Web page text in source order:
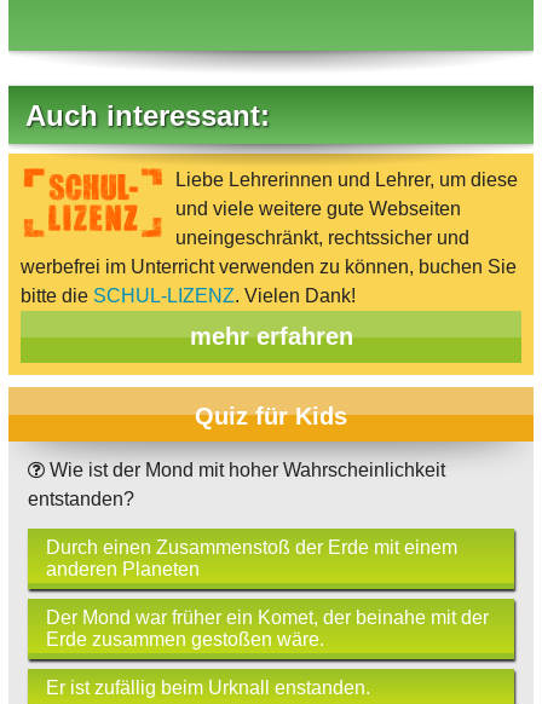
Auch interessant:
Liebe Lehrerinnen und Lehrer, um diese
und viele weitere gute Webseiten
uneingeschränkt, rechtssicher und
werbefrei im Unterricht verwenden zu können, buchen Sie
bitte die SCHUL-LIZENZ. Vielen Dank!
mehr erfahren
Quiz für Kids
Wie ist der Mond mit hoher Wahrscheinlichkeit
entstanden?
Durch einen Zusammenstoß der Erde mit einem
anderen Planeten
Der Mond war früher ein Komet, der beinahe mit der
Erde zusammen gestoßen wäre.
Er ist zufällig beim Urknall enstanden.